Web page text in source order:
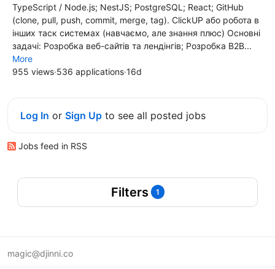
TypeScript / Node.js; NestJS; PostgreSQL; React; GitHub
(clone, pull, push, commit, merge, tag). ClickUP або робота в
інших таск системах (навчаємо, але знання плюс) Основні
задачі: Розробка веб-сайтів та лендінгів; Розробка B2B...
More
955 views·536 applications·16d
Log In or Sign Up to see all posted jobs
Jobs feed in RSS
Filters 1
magic@djinni.co